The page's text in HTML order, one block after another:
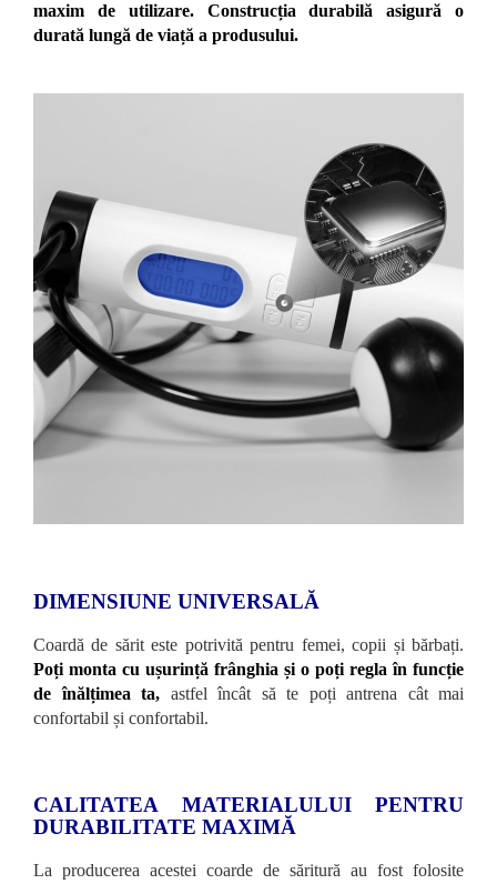
maxim de utilizare. Construcția durabilă asigură o
durată lungă de viață a produsului.
DIMENSIUNE UNIVERSALĂ
Coardă de sărit este potrivită pentru femei, copii și bărbați.
Poți monta cu ușurință frânghia și o poți regla în funcție
de înălțimea ta, astfel încât să te poți antrena cât mai
confortabil și confortabil.
CALITATEA MATERIALULUI PENTRU
DURABILITATE MAXIMĂ
La producerea acestei coarde de săritură au fost folosite